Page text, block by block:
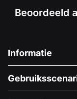
Beoordeeld
Informatie
Over Ons